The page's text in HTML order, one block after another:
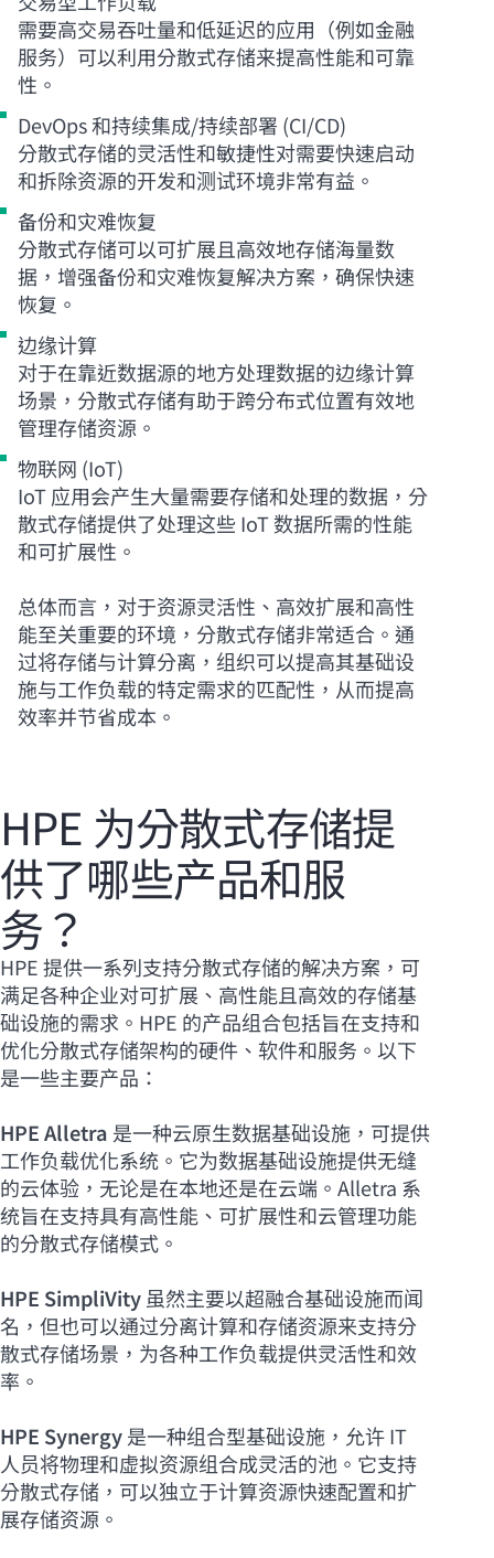
需要高交易吞吐量和低延迟的应用（例如金融
服务）可以利用分散式存储来提高性能和可靠
性。
DevOps 和持续集成/持续部署 (CI/CD)
分散式存储的灵活性和敏捷性对需要快速启动
和拆除资源的开发和测试环境非常有益。
备份和灾难恢复
分散式存储可以可扩展且高效地存储海量数
据，增强备份和灾难恢复解决方案，确保快速
恢复。
边缘计算
对于在靠近数据源的地方处理数据的边缘计算
场景，分散式存储有助于跨分布式位置有效地
管理存储资源。
物联网 (IoT)
IoT 应用会产生大量需要存储和处理的数据，分
散式存储提供了处理这些 IoT 数据所需的性能
和可扩展性。
总体而言，对于资源灵活性、高效扩展和高性
能至关重要的环境，分散式存储非常适合。通
过将存储与计算分离，组织可以提高其基础设
施与工作负载的特定需求的匹配性，从而提高
效率并节省成本。
HPE 为分散式存储提
供了哪些产品和服
务？
HPE 提供一系列支持分散式存储的解决方案，可
满足各种企业对可扩展、高性能且高效的存储基
础设施的需求。HPE 的产品组合包括旨在支持和
优化分散式存储架构的硬件、软件和服务。以下
是一些主要产品：
HPE Alletra 是一种云原生数据基础设施，可提供
工作负载优化系统。它为数据基础设施提供无缝
的云体验，无论是在本地还是在云端。Alletra 系
统旨在支持具有高性能、可扩展性和云管理功能
的分散式存储模式。
HPE SimpliVity 虽然主要以超融合基础设施而闻
名，但也可以通过分离计算和存储资源来支持分
散式存储场景，为各种工作负载提供灵活性和效
率。
HPE Synergy是一种组合型基础设施，允许 IT
人员将物理和虚拟资源组合成灵活的池。它支持
分散式存储，可以独立于计算资源快速配置和扩
展存储资源。